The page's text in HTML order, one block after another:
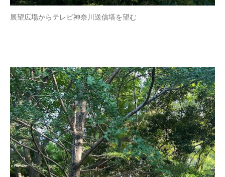
展望広場からテレビ神奈川送信塔を望む